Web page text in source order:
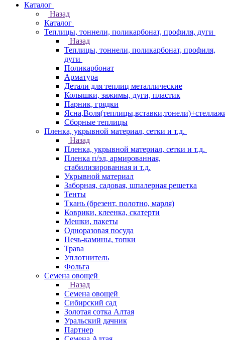
Каталог
Назад
Каталог
Теплицы, тоннели, поликарбонат, профиля, дуги
Назад
Теплицы, тоннели, поликарбонат, профиля,
дуги
Поликарбонат
Арматура
Детали для теплиц металлические
Колышки, зажимы, дуги, пластик
Парник, грядки
Сборные теплицы
Пленка, укрывной материал, сетки и т.д.
Назад
Пленка, укрывной материал, сетки и т.д.
Пленка п/эл, армированная,
стабилизированная и т.д.
Укрывной материал
Заборная, садовая, шпалерная решетка
Тенты
Ткань (брезент, полотно, марля)
Коврики, клеенка, скатерти
Мешки, пакеты
Одноразовая посуда
Печь-камины, топки
Трава
Уплотнитель
Фольга
Семена овощей
Назад
Семена овощей
Сибирский сад
Золотая сотка Алтая
Уральский дачник
Партнер